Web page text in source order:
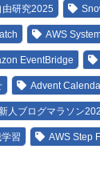
研究2025
AWS
EventBridge
Advent
新人ブログマラソン
習 AWS Step